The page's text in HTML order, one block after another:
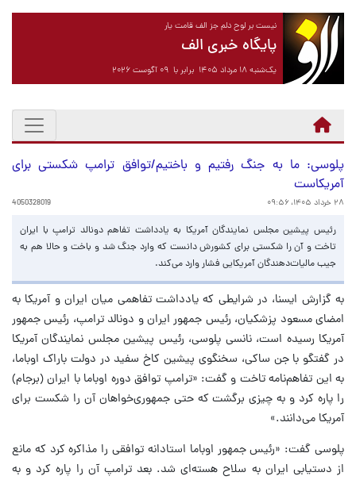
نیست بر لوح دلم جز الف قامت یار
پایگاه خبری الف
یک‌شنبه ۱۸ مرداد ۱۴۰۵ برابر با ۰۹ آگوست ۲۰۲۶
پلوسی: ما به جنگ رفتیم و باختیم/توافق ترامپ شکستی برای
آمریکاست
۲۸ خرداد ۱۴۰۵، ۰۹:۵۶ 4050328019
رئیس پیشین مجلس نمایندگان آمریکا به یادداشت تفاهم دونالد ترامپ با ایران
تاخت و آن را شکستی برای کشورش دانست که وارد جنگ شد و باخت و حالا هم به
جیب مالیات‌دهندگان آمریکایی فشار وارد می‌کند.
به گزارش ایسنا، در شرایطی که یادداشت تفاهمی میان ایران و آمریکا به
امضای مسعود پزشکیان، رئیس جمهور ایران و دونالد ترامپ، رئیس جمهور
آمریکا رسیده است، نانسی پلوسی، رئیس پیشین مجلس نمایندگان آمریکا
در گفتگو با جن ساکی، سخنگوی پیشین کاخ سفید در دولت باراک اوباما،
به این تفاهم‌نامه تاخت و گفت: «ترامپ توافق دوره اوباما با ایران (برجام)
را پاره کرد و به چیزی برگشت که حتی جمهوری‌خواهان آن را شکست برای
آمریکا می‌دانند.»
پلوسی گفت: «رئیس جمهور اوباما استادانه توافقی را مذاکره کرد که مانع
از دستیابی ایران به سلاح هسته‌ای شد. بعد ترامپ آن را پاره کرد و به